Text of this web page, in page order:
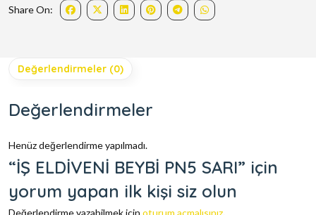
Share On:
Değerlendirmeler (0)
Değerlendirmeler
Henüz değerlendirme yapılmadı.
“İŞ ELDİVENİ BEYBİ PN5 SARI” için
yorum yapan ilk kişi siz olun